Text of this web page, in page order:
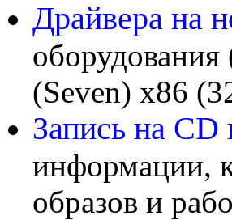
Драйвера на
(Seven) x86
Запись на
информации,
образов и